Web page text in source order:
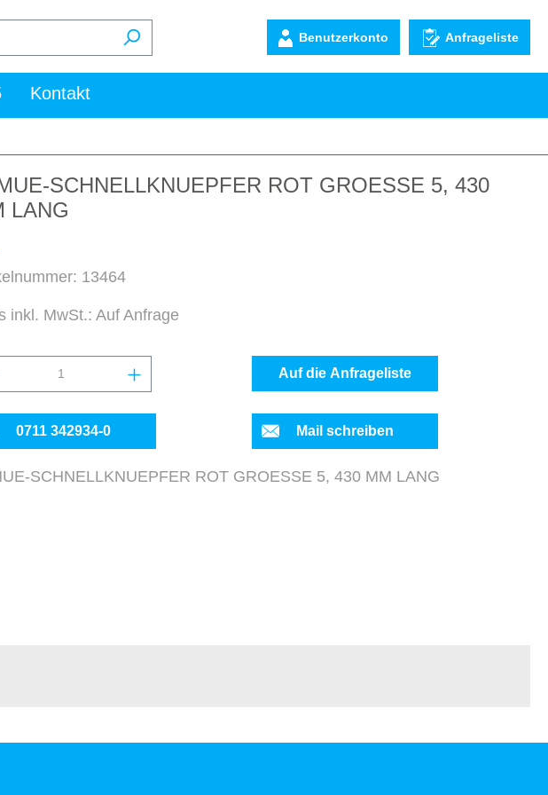
Benutzerkonto Anfrageliste
Kontakt
SCHNELLKNUEPFER ROT GROESSE 5, 430
LANG
13464
inkl. MwSt.: Auf Anfrage
Anzahl: Gib den gewünschten Wert ein oder
Auf die Anfrageliste
0711 342934-0 Mail schreiben
SCHNELLKNUEPFER ROT GROESSE 5, 430 MM LANG